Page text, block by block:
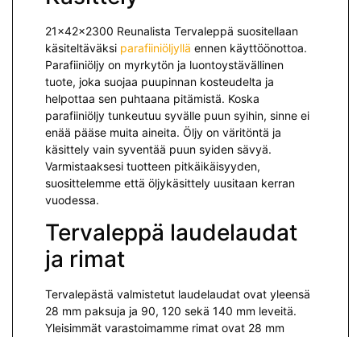
21x42x2300 Reunalista Tervaleppä suositellaan
käsiteltäväksi parafiiniöljyllä ennen käyttöönottoa.
Parafiiniöljy on myrkytön ja luontoystävällinen
tuote, joka suojaa puupinnan kosteudelta ja
helpottaa sen puhtaana pitämistä. Koska
parafiiniöljy tunkeutuu syvälle puun syihin, sinne ei
enää pääse muita aineita. Öljy on väritöntä ja
käsittely vain syventää puun syiden sävyä.
Varmistaaksesi tuotteen pitkäikäisyyden,
suosittelemme että öljykäsittely uusitaan kerran
vuodessa.
Tervaleppä laudelaudat
ja rimat
Tervalepästä valmistetut laudelaudat ovat yleensä
28 mm paksuja ja 90, 120 sekä 140 mm leveitä.
Yleisimmät varastoimamme rimat ovat 28 mm